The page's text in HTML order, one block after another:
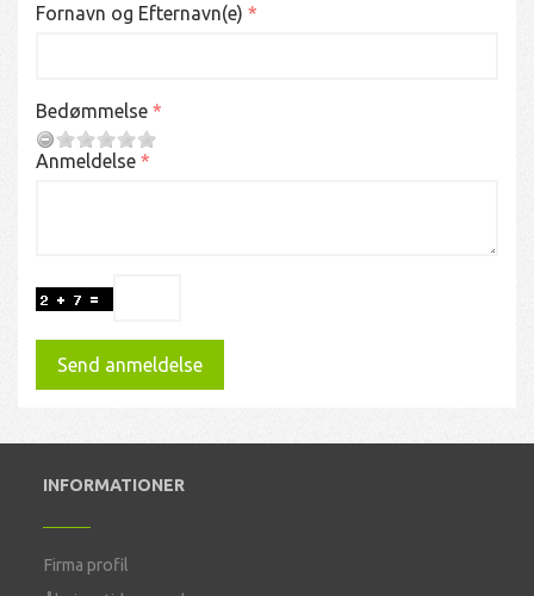
Fornavn og Efternavn(e)
Bedømmelse
Anmeldelse
Send anmeldelse
INFORMATIONER
Firma profil